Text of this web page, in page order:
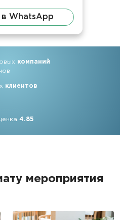
в WhatsApp
компаний
клиентов
4.85
мероприятия